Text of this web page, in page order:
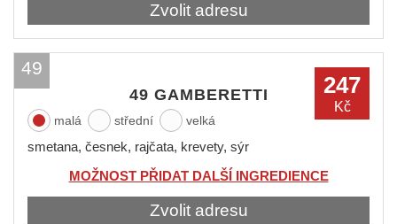
Zvolit adresu
247
Kč
49 GAMBERETTI
malá střední velká
smetana, česnek, rajčata, krevety, sýr
MOŽNOST PŘIDAT DALŠÍ INGREDIENCE
Zvolit adresu
49